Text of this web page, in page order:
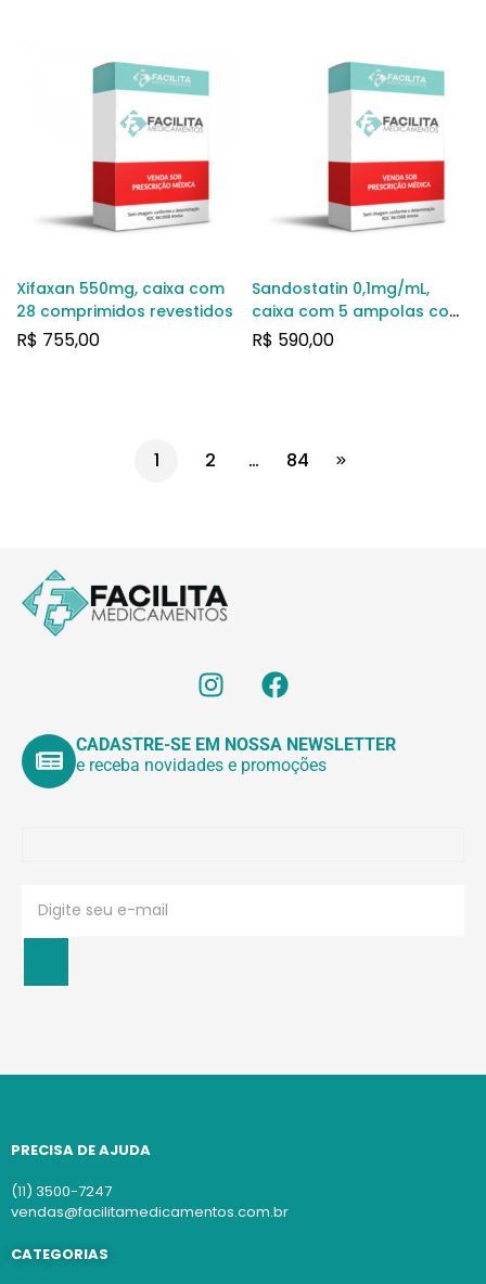
Xifaxan 550mg, caixa com
28 comprimidos revestidos
R$ 755,00
Sandostatin 0,1mg/mL,
caixa com 5 ampolas com
1 mL de solução de uso
R$ 590,00
1 2 … 84
CADASTRE-SE EM NOSSA NEWSLETTER
e receba novidades e promoções
PRECISA DE AJUDA
(11) 3500-7247
vendas@facilitamedicamentos.com.br
CATEGORIAS